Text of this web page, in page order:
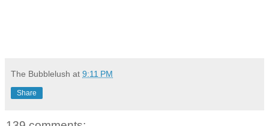
The Bubblelush at 9:11 PM
Share